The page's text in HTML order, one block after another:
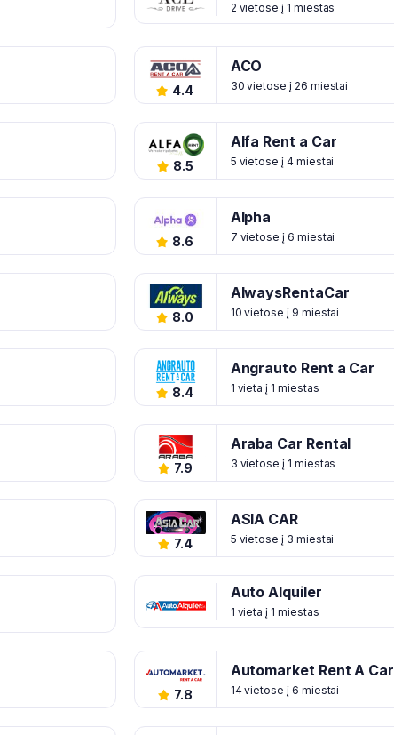
2 vietose į 1 miestas
4.4
ACO
30 vietose į 26 miestai
8.5
Alfa Rent a Car
5 vietose į 4 miestai
8.6
Alpha
7 vietose į 6 miestai
8.0
AlwaysRentaCar
10 vietose į 9 miestai
8.4
Angrauto Rent a Car
1 vieta į 1 miestas
7.9
Araba Car Rental
3 vietose į 1 miestas
7.4
ASIA CAR
5 vietose į 3 miestai
Auto Alquiler
1 vieta į 1 miestas
7.8
Automarket Rent A Car
14 vietose į 6 miestai